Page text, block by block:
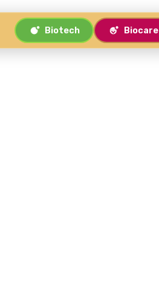
Biotech Biocare